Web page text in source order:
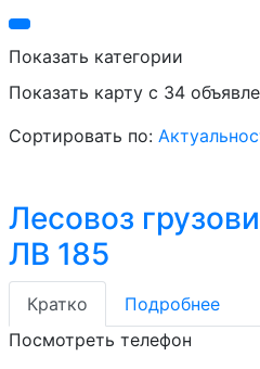
Показать категории
Показать карту с 34
Сортировать по:
Лесовоз
ЛВ 185
Кратко
Подробнее
Посмотреть телефон